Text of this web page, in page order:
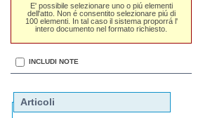
E' possibile selezionare uno o piú elementi
dell'atto. Non é consentito selezionare piú di
100 elementi. In tal caso il sistema proporrá l'
intero documento nel formato richiesto.
INCLUDI NOTE
Articoli